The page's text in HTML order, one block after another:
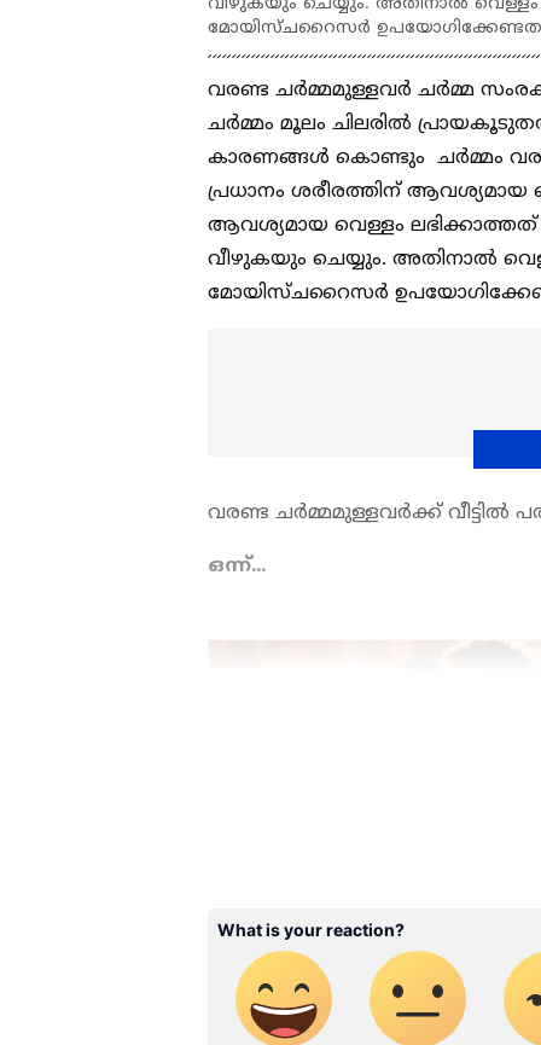
മോയിസ്ചറൈസര്‍
വരണ്ട ചര്‍മ്മമുള്ളവര്‍ ചര്‍മ്മ
ചര്‍മ്മം മൂലം ചിലരില്‍
കാരണങ്ങള്‍ കൊണ്ടും ചര്‍മ്മം
പ്രധാനം ശരീരത്തിന് ആവശ്യമായ
ആവശ്യമായ വെള്ളം
വീഴുകയും ചെയ്യും. അതിനാല്‍
മോയിസ്ചറൈസര്‍
വരണ്ട ചര്‍മ്മമുള്ളവര്‍ക്ക് വീട്ടില്‍
ഒന്ന്...